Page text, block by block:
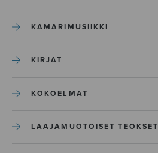
KAMARIMUSIIKKI
KIRJAT
KOKOELMAT
LAAJAMUOTOISET TEOKSET